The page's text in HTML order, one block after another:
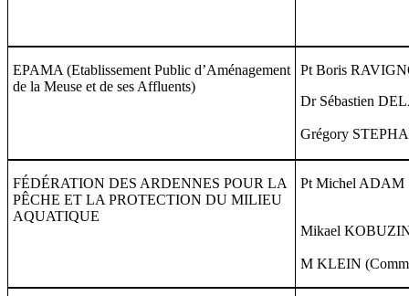
EPAMA (Etablissement Public d’Aménagement
de la Meuse et de ses Affluents)
Pt Boris
Dr Sébastien
Grégory
FÉDÉRATION DES ARDENNES POUR LA
PÊCHE ET LA PROTECTION DU MILIEU
AQUATIQUE
Pt Michel ADAM
Mikael
M KLEIN